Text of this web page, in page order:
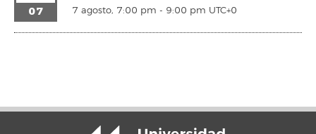
07 7 agosto, 7:00 pm - 9:00 pm UTC+0